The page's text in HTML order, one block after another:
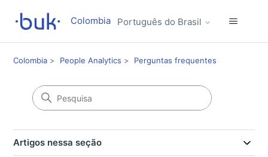
Colombia Português do Brasil
Colombia People Analytics Perguntas frequentes
Artigos nessa seção